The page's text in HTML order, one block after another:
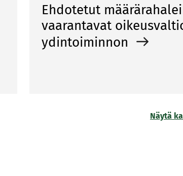
Ehdotetut
vaarantavat
ydintoiminnon
Näytä